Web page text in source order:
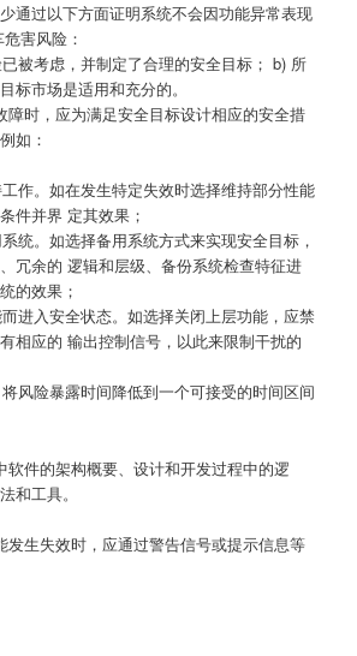
通过以下方面证明系统不会因功能异常表现
害风险：
被考虑，并制定了合理的安全目标； b) 所
标市场是适用和充分的。
障时，应为满足安全目标设计相应的安全措
如：
作。如在发生特定失效时选择维持部分性能
件并界 定其效果；
统。如选择备用系统方式来实现安全目标，
冗余的 逻辑和层级、备份系统检查特征进
的效果；
进入安全状态。如选择关闭上层功能，应禁
相应的 输出控制信号，以此来限制干扰的
风险暴露时间降低到一个可接受的时间区间
软件的架构概要、设计和开发过程中的逻
和工具。
发生失效时，应通过警告信号或提示信息等